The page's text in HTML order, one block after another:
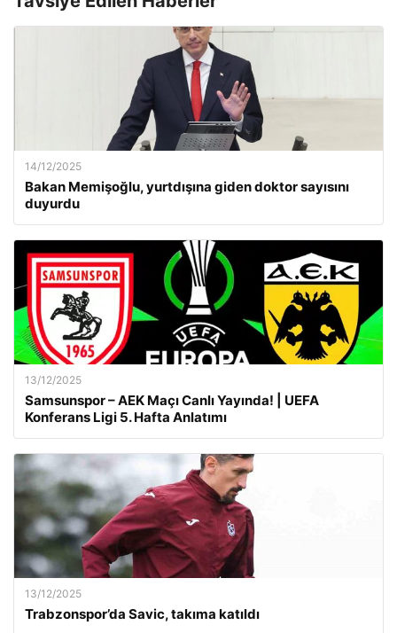
14/12/2025
Bakan Memişoğlu, yurtdışına giden doktor sayısını
duyurdu
13/12/2025
Samsunspor – AEK Maçı Canlı Yayında! | UEFA
Konferans Ligi 5. Hafta Anlatımı
13/12/2025
Trabzonspor’da Savic, takıma katıldı